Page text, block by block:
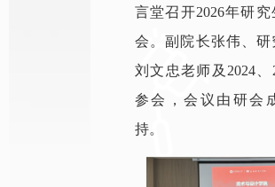
言堂召开2026年研
会。副院长张伟、研
刘文忠老师及2024、
参会，会议由研会
持。